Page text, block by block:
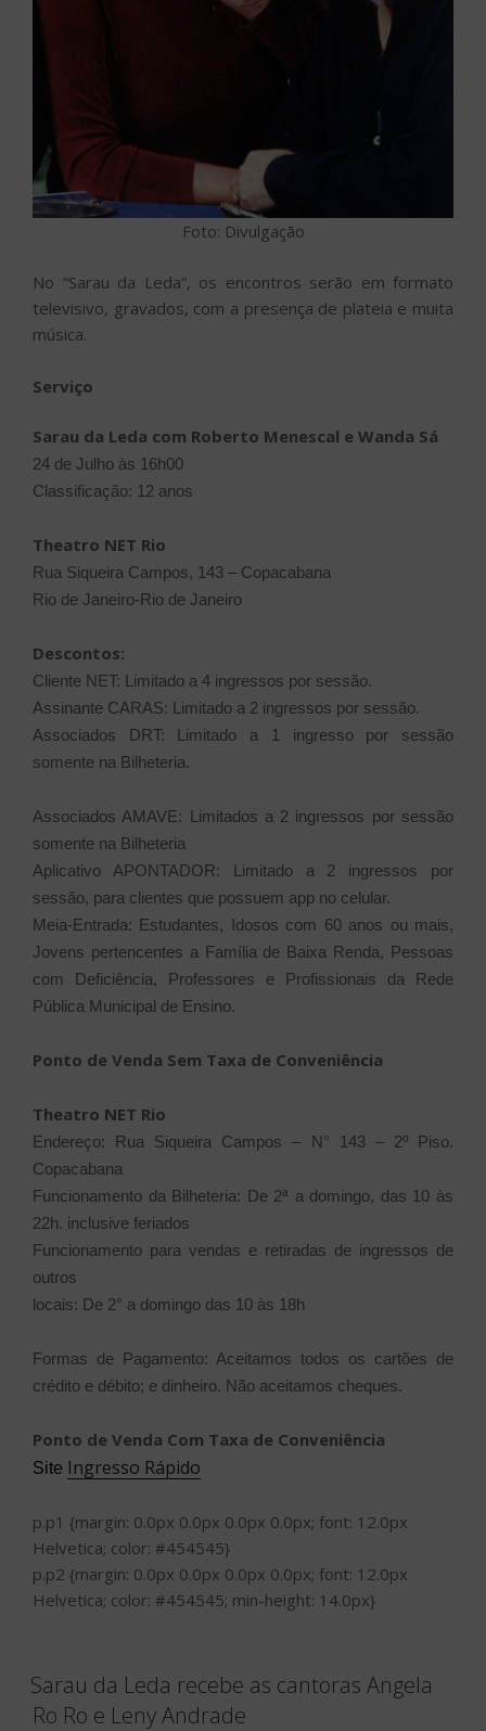
Foto: Divulgação
No “Sarau da Leda”, os encontros serão em formato
televisivo, gravados, com a presença de plateia e muita
música.
Serviço
Sarau da Leda com Roberto Menescal e Wanda Sá
24 de Julho às 16h00
Classificação: 12 anos
Theatro NET Rio
Rua Siqueira Campos, 143 – Copacabana
Rio de Janeiro-Rio de Janeiro
Descontos:
Cliente NET: Limitado a 4 ingressos por sessão.
Assinante CARAS: Limitado a 2 ingressos por sessão.
Associados DRT: Limitado a 1 ingresso por sessão
somente na Bilheteria.
Associados AMAVE: Limitados a 2 ingressos por sessão
somente na Bilheteria
Aplicativo APONTADOR: Limitado a 2 ingressos por
sessão, para clientes que possuem app no celular.
Meia-Entrada: Estudantes, Idosos com 60 anos ou mais,
Jovens pertencentes a Família de Baixa Renda, Pessoas
com Deficiência, Professores e Profissionais da Rede
Pública Municipal de Ensino.
Ponto de Venda Sem Taxa de Conveniência
Theatro NET Rio
Endereço: Rua Siqueira Campos – N° 143 – 2º Piso.
Copacabana
Funcionamento da Bilheteria: De 2ª a domingo, das 10 às
22h. inclusive feriados
Funcionamento para vendas e retiradas de ingressos de
outros
locais: De 2° a domingo das 10 às 18h
Formas de Pagamento: Aceitamos todos os cartões de
crédito e débito; e dinheiro. Não aceitamos cheques.
Ponto de Venda Com Taxa de Conveniência
Site Ingresso Rápido
p.p1 {margin: 0.0px 0.0px 0.0px 0.0px; font: 12.0px
Helvetica; color: #454545}
p.p2 {margin: 0.0px 0.0px 0.0px 0.0px; font: 12.0px
Helvetica; color: #454545; min-height: 14.0px}
Sarau da Leda recebe as cantoras Angela
Ro Ro e Leny Andrade